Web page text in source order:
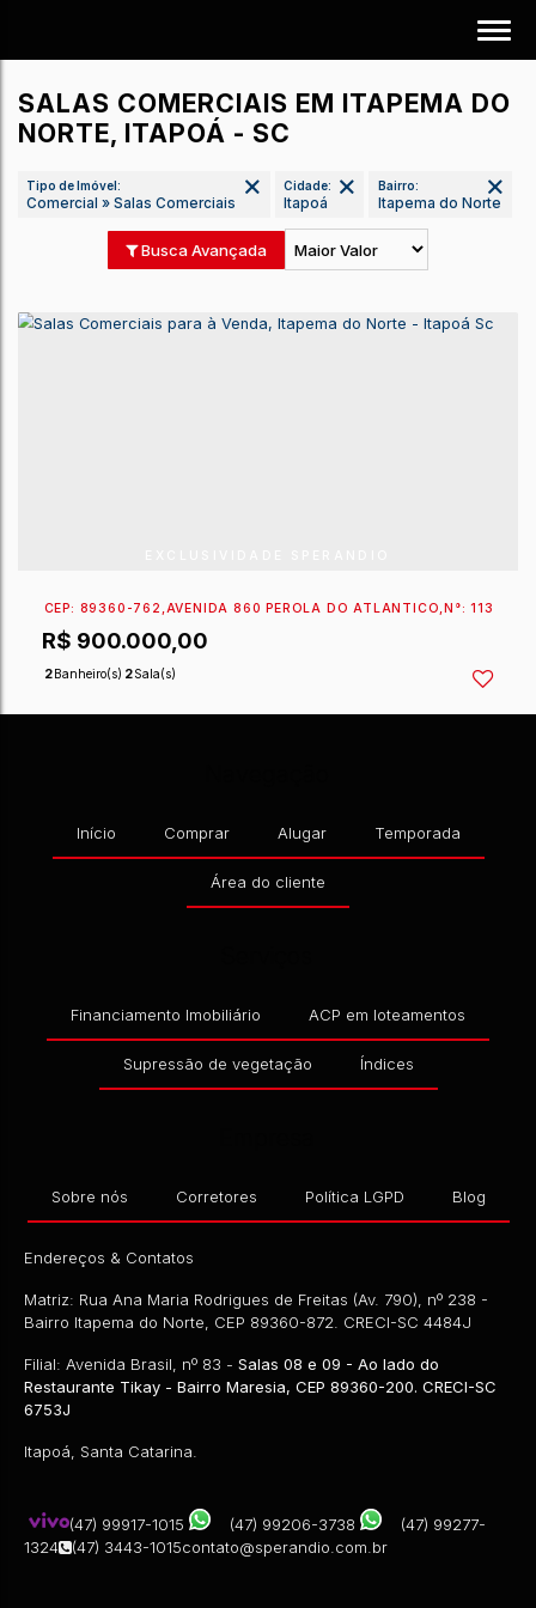
SALAS COMERCIAIS EM ITAPEMA DO
NORTE, ITAPOÁ - SC
Tipo de Imóvel: Cidade:
Itapoá
Bairro:
Itapema do
Busca Avançada
Banheiro(s) 2Sala(s)
Início Comprar Alugar Temporada
Área do cliente
Financiamento Imobiliário ACP em loteamentos
Supressão de vegetação Índices
Sobre nós Corretores Política LGPD Blog
Endereços & Contatos
Matriz: Rua Ana Maria Rodrigues de Freitas (Av. 790), nº 238 -
Bairro Itapema do Norte, CEP 89360-872. CRECI-SC 4484J
Filial: Avenida Brasil, nº 83 - Salas 08 e 09 - Ao lado do
Restaurante Tikay - Bairro Maresia, CEP 89360-200. CRECI-SC
6753J
Itapoá, Santa Catarina.
(47) 99917-1015 (47) 99206-3738
(47) 99277-
1324
(47) 3443-1015contato@sperandio.com.br